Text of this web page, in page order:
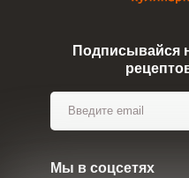
Подписывайся
Мы в соцсетях